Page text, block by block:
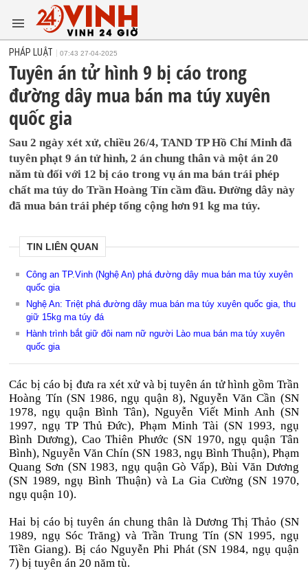
PHÁP LUẬT 07:43 27-04-2025
Tuyên án tử hình 9 bị cáo trong
đường dây mua bán ma túy xuyên
quốc gia
Sau 2 ngày xét xử, chiều 26/4, TAND TP Hồ Chí Minh đã
tuyên phạt 9 án tử hình, 2 án chung thân và một án 20
năm tù đối với 12 bị cáo trong vụ án ma bán trái phép
chất ma túy do Trần Hoàng Tín cầm đầu. Đường dây này
đã mua bán trái phép tổng cộng hơn 91 kg ma túy.
TIN LIÊN QUAN
Công an TP.Vinh (Nghệ An) phá đường dây mua bán ma túy xuyên
quốc gia
Nghệ An: Triệt phá đường dây mua bán ma túy xuyên quốc gia, thu
giữ 15kg ma túy đá
Hành trình bắt giữ đôi nam nữ người Lào mua bán ma túy xuyên
quốc gia
Các bị cáo bị đưa ra xét xử và bị tuyên án tử hình gồm Trần
Hoàng Tín (SN 1986, ngụ quận 8), Nguyễn Văn Cần (SN
1978, ngụ quận Bình Tân), Nguyễn Viết Minh Anh (SN
1997, ngụ TP Thủ Đức), Phạm Minh Tài (SN 1993, ngụ
Bình Dương), Cao Thiên Phước (SN 1970, ngụ quận Tân
Bình), Nguyễn Văn Chín (SN 1983, ngụ Bình Thuận), Phạm
Quang Sơn (SN 1983, ngụ quận Gò Vấp), Bùi Văn Dương
(SN 1989, ngụ Bình Thuận) và La Gia Cường (SN 1970,
ngụ quận 10).
Hai bị cáo bị tuyên án chung thân là Dương Thị Thảo (SN
1989, ngụ Sóc Trăng) và Trần Trung Tín (SN 1995, ngụ
Tiền Giang). Bị cáo Nguyễn Phi Phát (SN 1984, ngụ quận
7) bị tuyên án 20 năm tù.